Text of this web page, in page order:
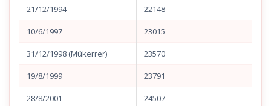
21/12/1994 22148
10/6/1997 23015
31/12/1998 (Mükerrer) 23570
19/8/1999 23791
28/8/2001 24507